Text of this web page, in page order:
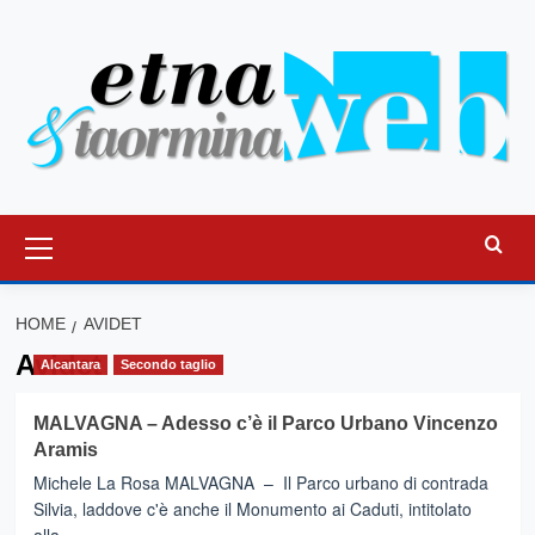
principale
HOME AVIDET
Avidet
Alcantara Secondo taglio
MALVAGNA – Adesso c’è il Parco Urbano Vincenzo
Aramis
Michele La Rosa MALVAGNA – Il Parco urbano di contrada
Silvia, laddove c'è anche il Monumento ai Caduti, intitolato